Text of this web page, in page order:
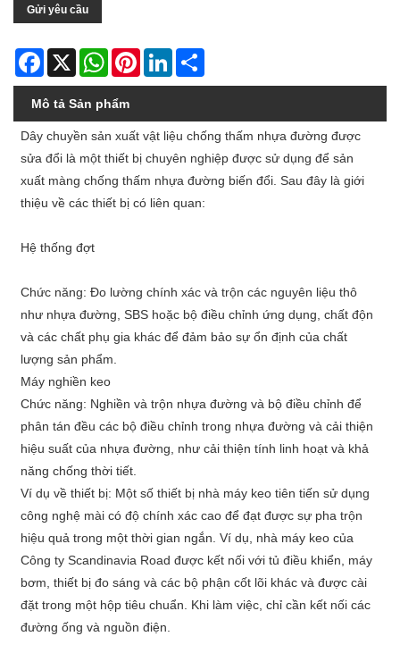
Gửi yêu cầu
Facebook
X WhatsAppPinterestLinkedIn
Mô tả Sản phẩm
Dây chuyền sản xuất vật liệu chống thấm nhựa đường được
sửa đổi là một thiết bị chuyên nghiệp được sử dụng để sản
xuất màng chống thấm nhựa đường biến đổi. Sau đây là giới
thiệu về các thiết bị có liên quan:
Hệ thống đợt
Chức năng: Đo lường chính xác và trộn các nguyên liệu thô
như nhựa đường, SBS hoặc bộ điều chỉnh ứng dụng, chất độn
và các chất phụ gia khác để đảm bảo sự ổn định của chất
lượng sản phẩm.
Máy nghiền keo
Chức năng: Nghiền và trộn nhựa đường và bộ điều chỉnh để
phân tán đều các bộ điều chỉnh trong nhựa đường và cải thiện
hiệu suất của nhựa đường, như cải thiện tính linh hoạt và khả
năng chống thời tiết.
Ví dụ về thiết bị: Một số thiết bị nhà máy keo tiên tiến sử dụng
công nghệ mài có độ chính xác cao để đạt được sự pha trộn
hiệu quả trong một thời gian ngắn. Ví dụ, nhà máy keo của
Công ty Scandinavia Road được kết nối với tủ điều khiển, máy
bơm, thiết bị đo sáng và các bộ phận cốt lõi khác và được cài
đặt trong một hộp tiêu chuẩn. Khi làm việc, chỉ cần kết nối các
đường ống và nguồn điện.